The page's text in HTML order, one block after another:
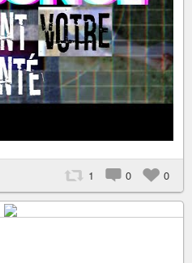
1 0 0